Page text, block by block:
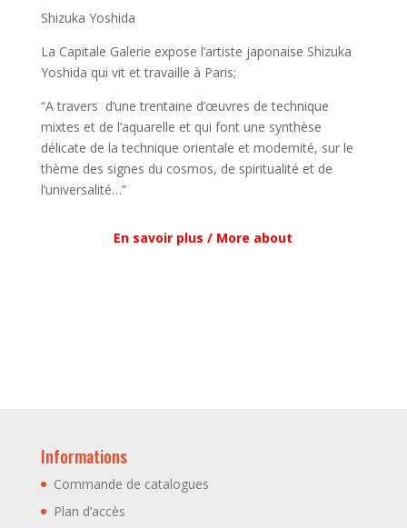
Shizuka Yoshida
La Capitale Galerie expose l’artiste japonaise Shizuka
Yoshida qui vit et travaille à Paris;
“A travers d’une trentaine d’œuvres de technique
mixtes et de l’aquarelle et qui font une synthèse
délicate de la technique orientale et modernité, sur le
thème des signes du cosmos, de spiritualité et de
l’universalité…”
En savoir plus / More about
Informations
Commande de catalogues
Plan d’accès